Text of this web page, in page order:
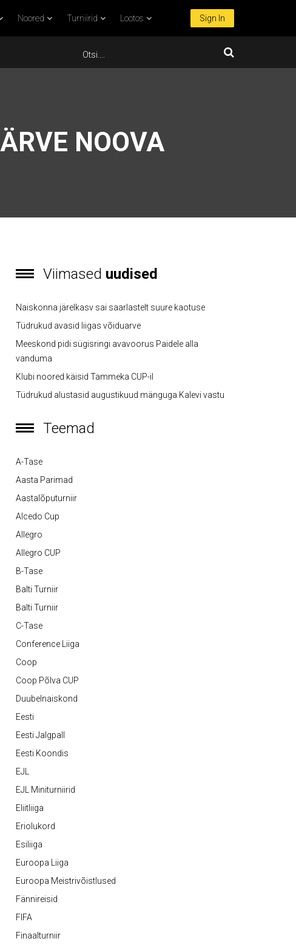
Noored Turniirid Lootos Sign In
NOOVA
Viimased uudised
Naiskonna järelkasv sai saarlastelt suure kaotuse
Tüdrukud avasid liigas võiduarve
Meeskond pidi sügisringi avavoorus Paidele alla
vanduma
Klubi noored käisid Tammeka CUP-il
Tüdrukud alustasid augustikuud mänguga Kalevi vastu
Teemad
A-Tase
Aasta Parimad
Aastalõputurniir
Alcedo Cup
Allegro
Allegro CUP
B-Tase
Balti Turniir
Balti Turniir
C-Tase
Conference Liiga
Coop
Coop Põlva CUP
Duubelnaiskond
Eesti
Eesti Jalgpall
Eesti Koondis
EJL
EJL Miniturniirid
Eliitliiga
Eriolukord
Esiliiga
Euroopa Liiga
Euroopa Meistrivõistlused
Fännireisid
FIFA
Finaalturniir